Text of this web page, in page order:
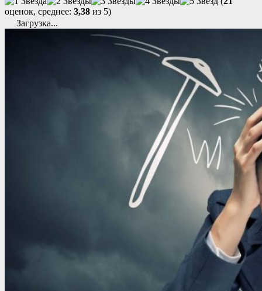
оценок, среднее: 3,38 из 5)
Загрузка...